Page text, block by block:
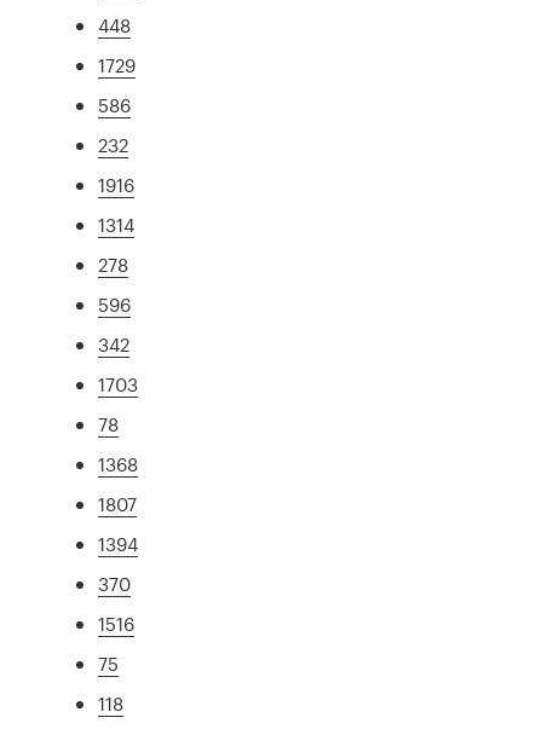
448
1729
586
232
1916
1314
278
596
342
1703
78
1368
1807
1394
370
1516
75
118